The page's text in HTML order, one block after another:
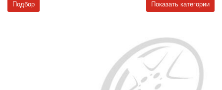
Подбор Показать категории